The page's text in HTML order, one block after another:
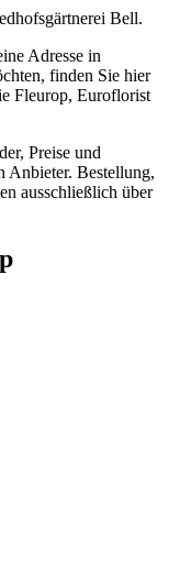
Bell.
Adresse in
finden Sie hier
Fleurop, Euroflorist
Preise und
Anbieter. Bestellung,
ausschließlich über